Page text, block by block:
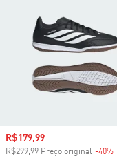
Preço com desconto
R$179,99
R$299,99 Preço original -40%